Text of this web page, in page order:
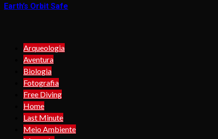
Earth’s Orbit Safe
Arqueologia
Aventura
Biologia
Fotografia
Free Diving
Home
Last Minute
Meio Ambiente